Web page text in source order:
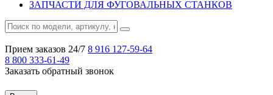
ЗАПЧАСТИ ДЛЯ ФУГОВАЛЬНЫХ СТАНКОВ
Прием заказов 24/7 8 916 127-59-64
8 800 333-61-49
Заказать обратный звонок